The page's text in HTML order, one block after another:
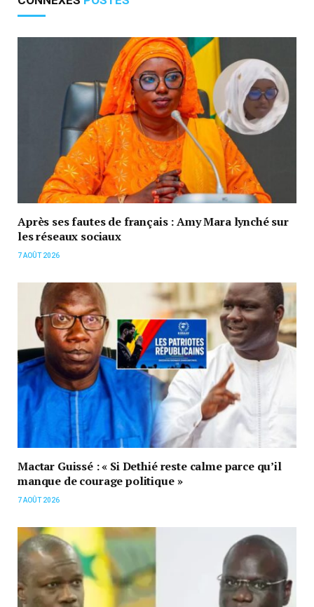
Après ses fautes de français : Amy Mara lynché sur
les réseaux sociaux
7 AOÛT 2026
Mactar Guissé : « Si Dethié reste calme parce qu’il
manque de courage politique »
7 AOÛT 2026